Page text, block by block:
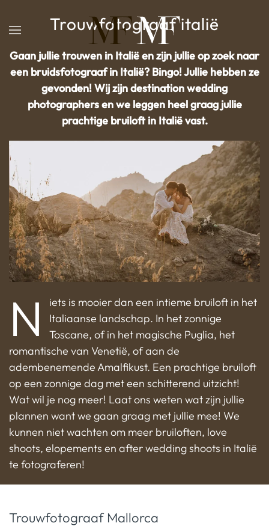
Overslaan en naar de inhoud gaan
Trouwfotograaf italië
Gaan jullie trouwen in Italië en zijn jullie op zoek naar
een bruidsfotograaf in Italië? Bingo! Jullie hebben ze
gevonden! Wij zijn destination wedding
photographers en we leggen heel graag jullie
prachtige bruiloft in Italië vast.
N
iets is mooier dan een intieme bruiloft in het
Italiaanse landschap. In het zonnige
Toscane, of in het magische Puglia, het
romantische van Venetië, of aan de
adembenemende Amalfikust. Een prachtige bruiloft
op een zonnige dag met een schitterend uitzicht!
Wat wil je nog meer! Laat ons weten wat zijn jullie
plannen want we gaan graag met jullie mee! We
kunnen niet wachten om meer bruiloften, love
shoots, elopements en after wedding shoots in Italië
te fotograferen!
Trouwfotograaf Mallorca